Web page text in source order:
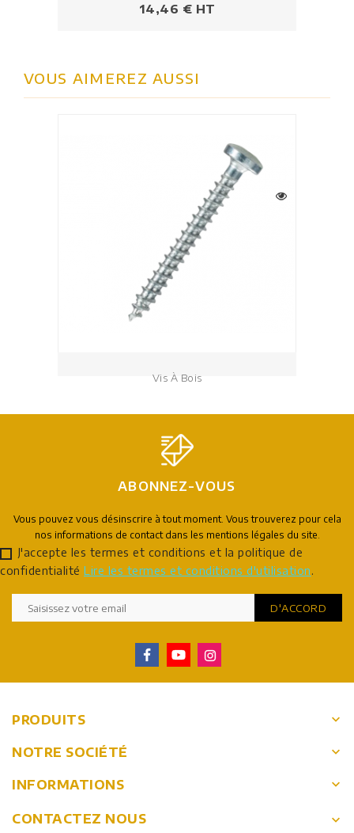
Prix
14,46 € HT
VOUS AIMEREZ AUSSI
Vis À Bois
ABONNEZ-VOUS
Vous pouvez vous désinscrire à tout moment. Vous trouverez pour cela
nos informations de contact dans les mentions légales du site.
J'accepte les termes et conditions et la politique de
confidentialité Lire les termes et conditions d'utilisation.
PRODUITS keyboard_arrow_down
NOTRE SOCIÉTÉ keyboard_arrow_down
INFORMATIONS keyboard_arrow_down
CONTACTEZ NOUS keyboard_arrow_down